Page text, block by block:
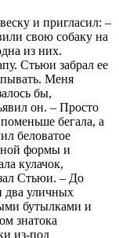
и пригласил: –
свою собаку на
из них.
Стьюи забрал ее
Меня
бы,
он. – Просто
бегала, а
беловатое
формы и
кулачок,
Стьюи. – До
два уличных
бутылками и
знатока
из-под